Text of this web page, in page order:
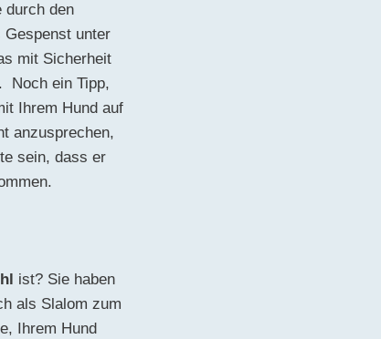
durch den
unter
mit Sicherheit
Noch ein Tipp,
Ihrem Hund auf
anzusprechen,
sein, dass er
ist? Sie haben
als Slalom zum
Ihrem Hund